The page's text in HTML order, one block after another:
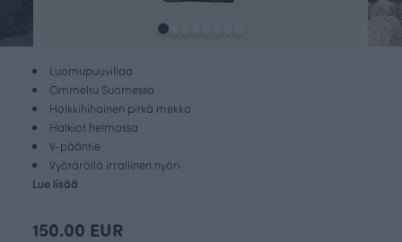
Luomupuuvillaa
Ommeltu Suomessa
Holkkihihainen pitkä mekko
Halkiot helmassa
V-pääntie
Vyötäröllä irrallinen nyöri
Lue lisää
150.00 EUR